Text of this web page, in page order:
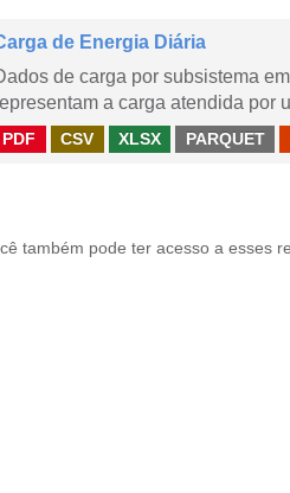
de Energia Diária
de carga por subsistema
a carga atendida por
PDF CSV XLSX PARQUET
também pode ter acesso a esses